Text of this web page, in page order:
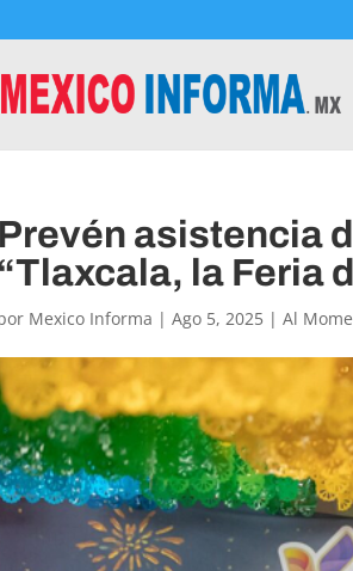
Prevén asistencia
“Tlaxcala, la Feria
Mexico Informa |Ago 5, 2025 |Al